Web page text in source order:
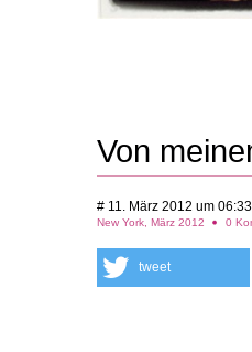
Von
# 11. März 2012 um
New York, März 2012 0
tweet